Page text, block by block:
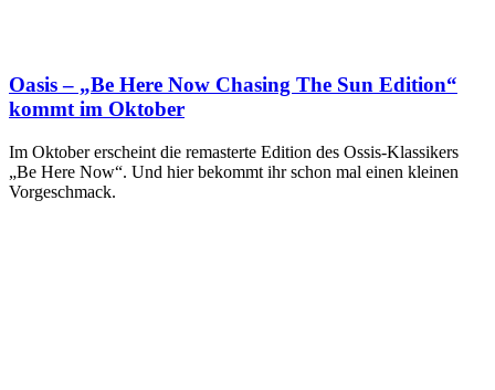
Oasis – „Be Here Now Chasing The Sun Edition“
kommt im Oktober
Im Oktober erscheint die remasterte Edition des Ossis-Klassikers
„Be Here Now“. Und hier bekommt ihr schon mal einen kleinen
Vorgeschmack.